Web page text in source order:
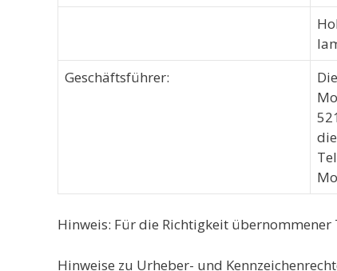
Geschäftsführer:
Hinweis: Für die Richtigkeit
Hinweise zu Urheber- und